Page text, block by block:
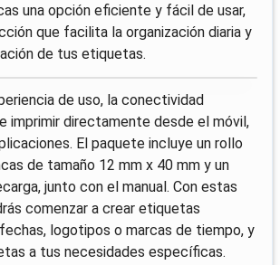
una opción eficiente y fácil de usar,
que facilita la organización diaria y
de tus etiquetas.
de uso, la conectividad
imprimir directamente desde el móvil,
El paquete incluye un rollo
de tamaño 12 mm x 40 mm y un
junto con el manual. Con estas
comenzar a crear etiquetas
logotipos o marcas de tiempo, y
a tus necesidades específicas.